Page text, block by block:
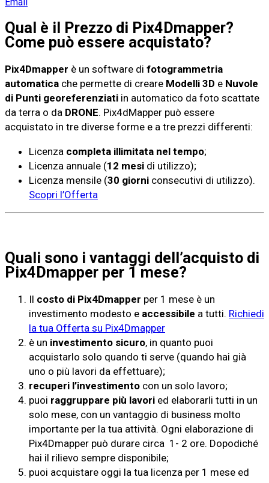
Qual è il Prezzo di Pix4Dmapper?
Come può essere acquistato?
Pix4Dmapper è un software di fotogrammetria
automatica che permette di creare Modelli 3D e Nuvole
di Punti georeferenziati in automatico da foto scattate
da terra o da DRONE. Pix4dMapper può essere
acquistato in tre diverse forme e a tre prezzi differenti:
Licenza completa illimitata nel tempo;
Licenza annuale (12 mesi di utilizzo);
Licenza mensile (30 giorni consecutivi di utilizzo).
Scopri l’Offerta
Quali sono i vantaggi dell’acquisto di
Pix4Dmapper per 1 mese?
Il costo di Pix4Dmapper per 1 mese è un
investimento modesto e accessibile a tutti. Richiedi
la tua Offerta su Pix4Dmapper
è un investimento sicuro, in quanto puoi
acquistarlo solo quando ti serve (quando hai già
uno o più lavori da effettuare);
recuperi l’investimento con un solo lavoro;
puoi raggruppare più lavori ed elaborarli tutti in un
solo mese, con un vantaggio di business molto
importante per la tua attività. Ogni elaborazione di
Pix4Dmapper può durare circa 1- 2 ore. Dopodiché
hai il rilievo sempre disponibile;
puoi acquistare oggi la tua licenza per 1 mese ed